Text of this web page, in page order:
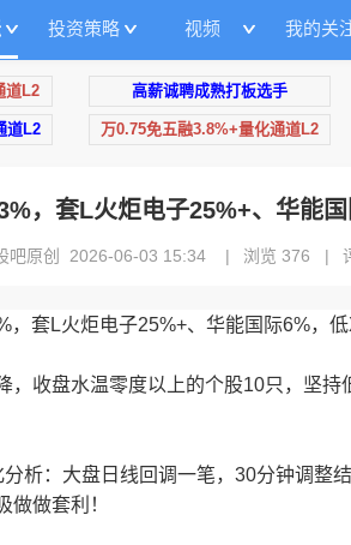
投资策略 视频 我的关
道L2 高薪诚聘成熟打板选手
道L2 万0.75免五融3.8%+量化通道L2
，套L火炬电子25%+、华能
吧原创 2026-06-03 15:34 | 浏览 376 |
，套L火炬电子25%+、华能国际6%，低
，收盘水温零度以上的个股10只，坚持
析：大盘日线回调一笔，30分钟调整
做做套利！